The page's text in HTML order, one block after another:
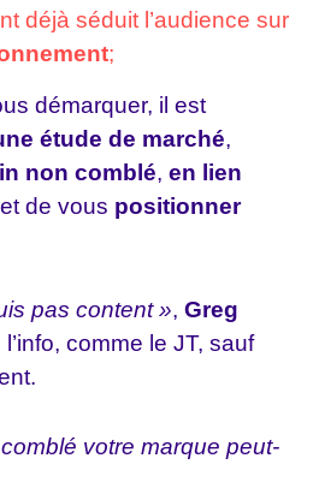
déjà séduit l’audience sur
;
démarquer, il est
étude de marché,
non comblé, en lien
de vous positionner
pas content », Greg
comme le JT, sauf
votre marque peut-